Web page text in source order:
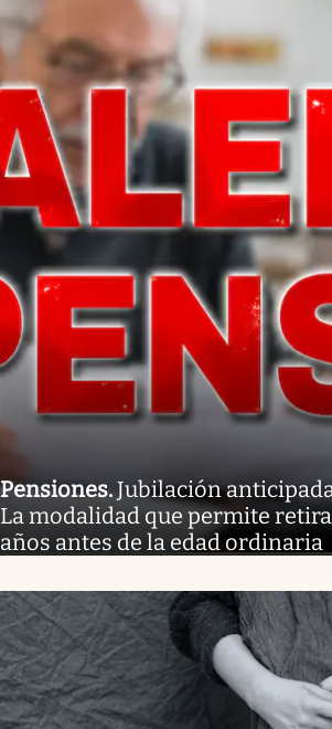
Pensiones.Jubilación
La modalidad que permite
años antes de la edad ordinaria